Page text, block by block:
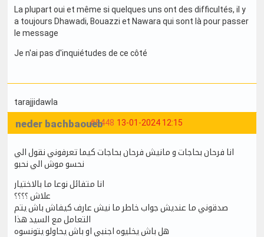
La plupart oui et même si quelques uns ont des difficultés, il y
a toujours Dhawadi, Bouazzi et Nawara qui sont là pour passer
le message
Je n'ai pas d'inquiétudes de ce côté
tarajjidawla
#8448 13-01-2024 12:15
neder bachbaoueb
انا فرحان بحاجات و مانيش فرحان بحاجات كيما تعرفوني نقول الي
نحسو موش الي نحبو
انا متفائل نوعا ما بالاختيار
علاش ؟؟؟؟
صدقوني ما عنديش جواب خاطر ما نيش عارف كيفاش باش يتم
التعامل مع السيد هذا
هل باش يخليوه اجنبي او باش يحاولو يتونسوه